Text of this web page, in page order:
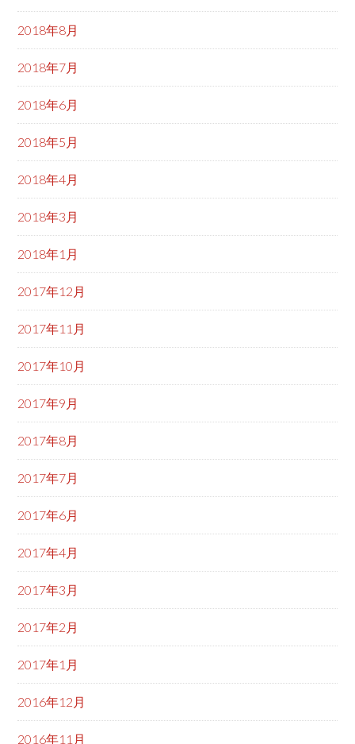
2018年8月
2018年7月
2018年6月
2018年5月
2018年4月
2018年3月
2018年1月
2017年12月
2017年11月
2017年10月
2017年9月
2017年8月
2017年7月
2017年6月
2017年4月
2017年3月
2017年2月
2017年1月
2016年12月
2016年11月